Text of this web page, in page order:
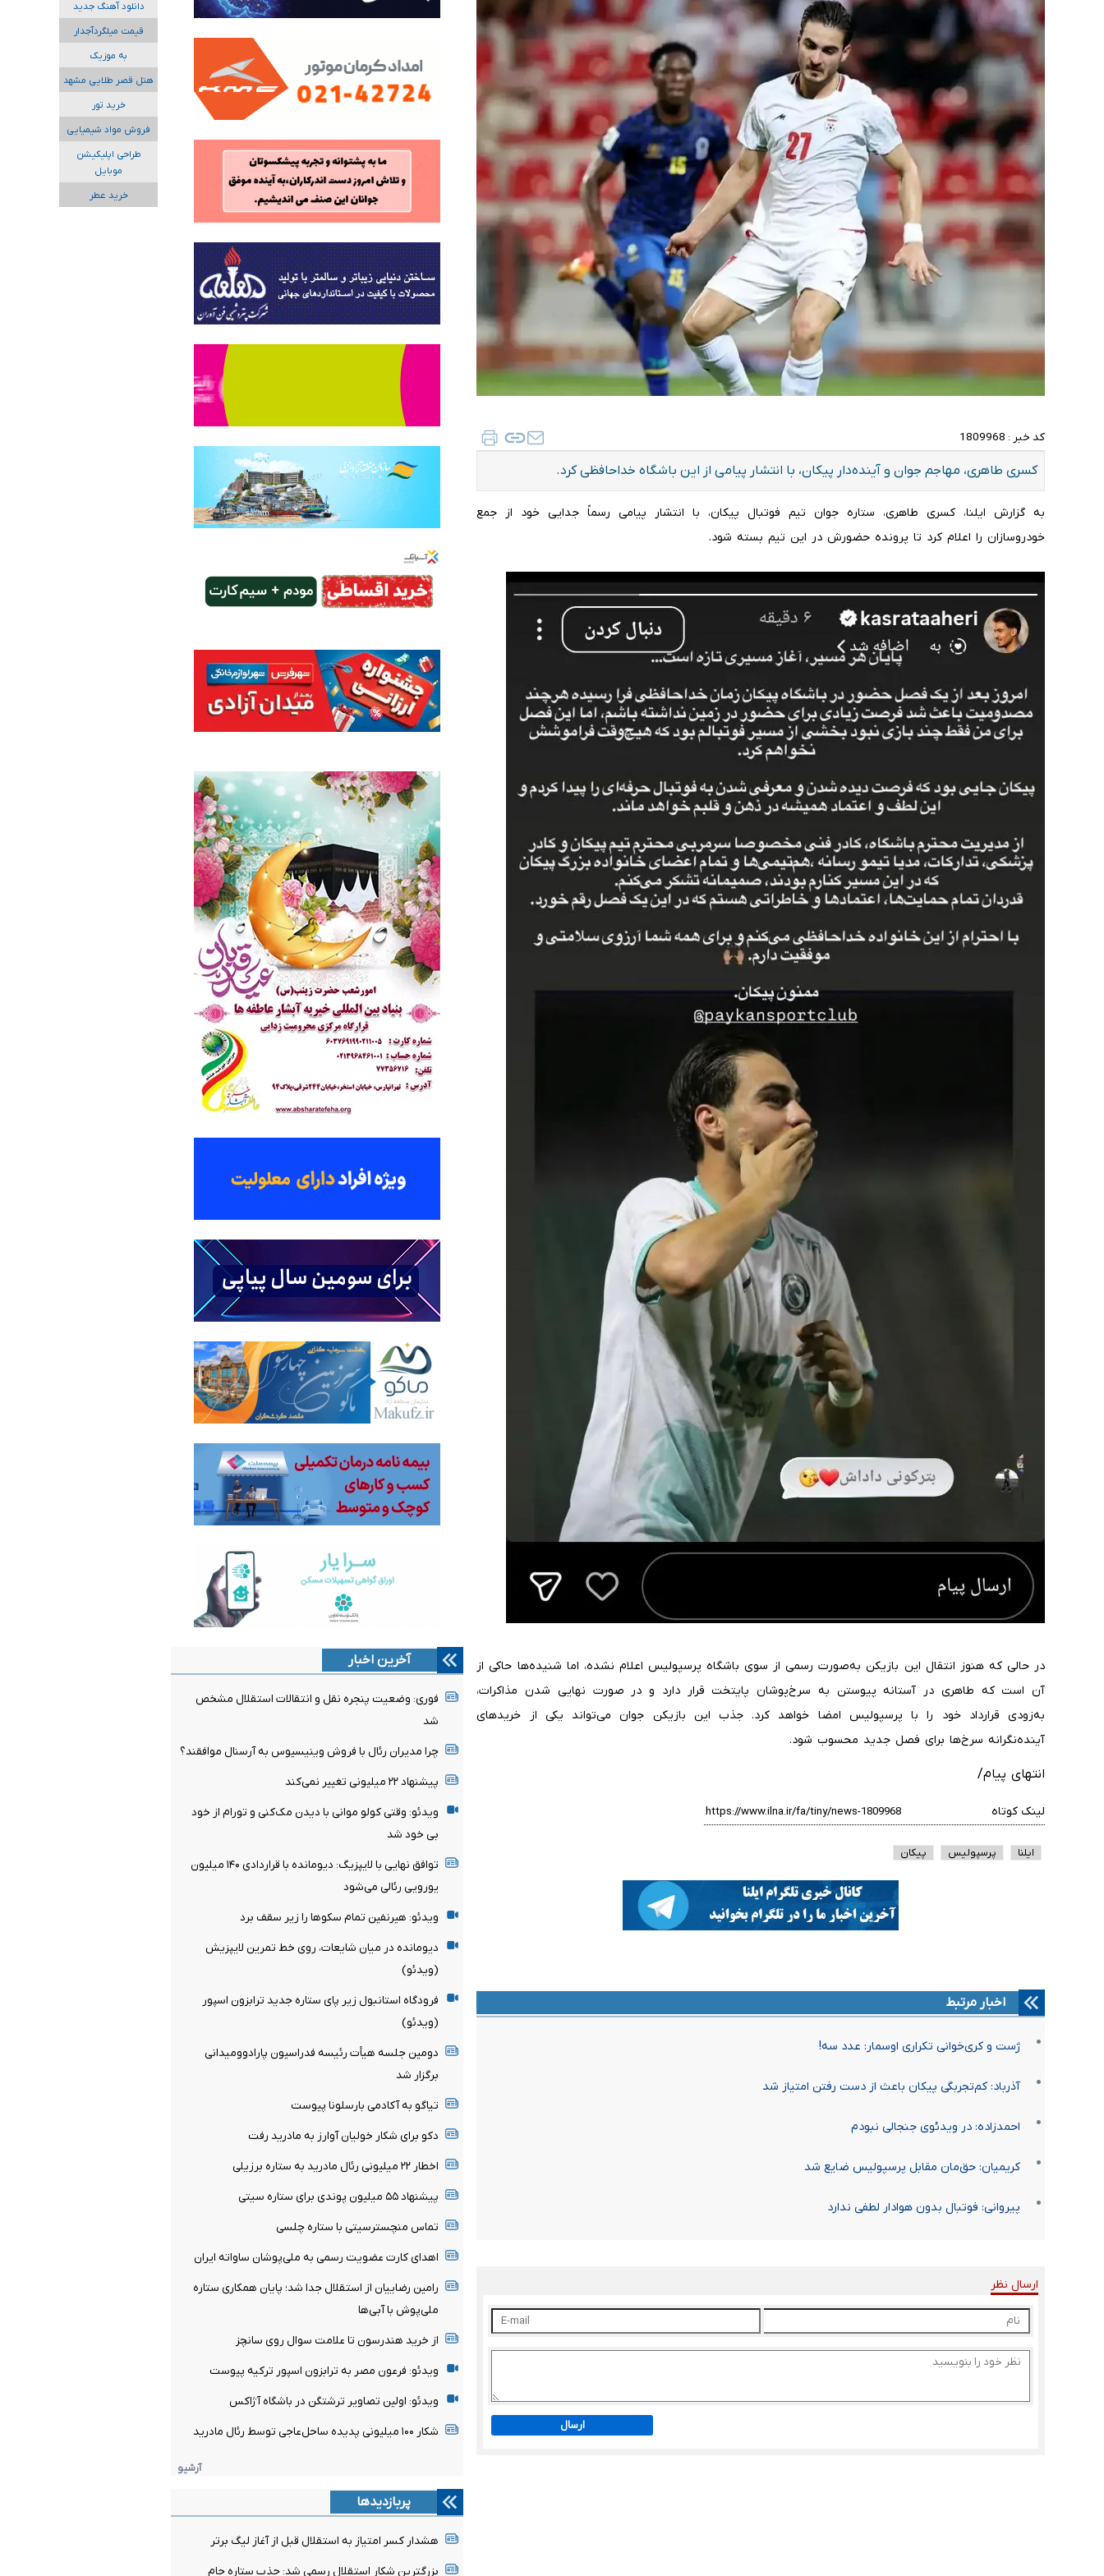
کد خبر : 1809968
کسری طاهری، مهاجم جوان و آینده‌دار پیکان، با انتشار پیامی از این باشگاه خداحافظی کرد.
به گزارش ایلنا، کسری طاهری، ستاره جوان تیم فوتبال پیکان، با انتشار پیامی رسماً جدایی خود از جمع
خودروسازان را اعلام کرد تا پرونده حضورش در این تیم بسته شود.
در حالی که هنوز انتقال این بازیکن به‌صورت رسمی از سوی باشگاه پرسپولیس اعلام نشده، اما شنیده‌ها حاکی از
آن است که طاهری در آستانه پیوستن به سرخ‌پوشان پایتخت قرار دارد و در صورت نهایی شدن مذاکرات،
به‌زودی قرارداد خود را با پرسپولیس امضا خواهد کرد. جذب این بازیکن جوان می‌تواند یکی از خریدهای
آینده‌نگرانه سرخ‌ها برای فصل جدید محسوب شود.
انتهای پیام/
لینک کوتاه
ایلنا پرسپولیس پیکان
اخبار مرتبط
ژست و کری‌خوانی تکراری اوسمار: عدد سه!
آذرباد: کم‌تجربگی پیکان باعث از دست رفتن امتیاز شد
احمدزاده: در ویدئوی جنجالی نبودم
کریمیان: حق‌مان مقابل پرسپولیس ضایع شد
پیروانی: فوتبال بدون هوادار لطفی ندارد
ارسال نظر
ارسال
آخرین اخبار
فوری: وضعیت پنجره نقل و انتقالات استقلال مشخص
شد
چرا مدیران رئال با فروش وینیسیوس به آرسنال موافقند؟
پیشنهاد ۲۲ میلیونی تغییر نمی‌کند
ویدئو: وقتی کولو موانی با دیدن مک‌کنی و تورام از خود
بی خود شد
توافق نهایی با لایپزیگ: دیومانده با قراردادی ۱۴۰ میلیون
یورویی رئالی می‌شود
ویدئو: هیرنفین تمام سکوها را زیر سقف برد
دیومانده در میان شایعات، روی خط تمرین لایپزیش
(ویدئو)
فرودگاه استانبول زیر پای ستاره جدید ترابزون اسپور
(ویدئو)
دومین جلسه هیأت رئیسه فدراسیون پارادوومیدانی
برگزار شد
تیاگو به آکادمی بارسلونا پیوست
دکو برای شکار خولیان آوارز به مادرید رفت
اخطار ۲۲ میلیونی رئال مادرید به ستاره برزیلی
پیشنهاد ۵۵ میلیون پوندی برای ستاره سیتی
تماس منچسترسیتی با ستاره چلسی
اهدای کارت عضویت رسمی به ملی‌پوشان ساواته ایران
رامین رضاییان از استقلال جدا شد؛ پایان همکاری ستاره
ملی‌پوش با آبی‌ها
از خرید هندرسون تا علامت سوال روی سانچز
ویدئو: فرعون مصر به ترابزون اسپور ترکیه پیوست
ویدئو: اولین تصاویر ترشتگن در باشگاه آژاکس
شکار ۱۰۰ میلیونی پدیده ساحل‌عاجی توسط رئال مادرید
آرشیو
پربازدیدها
هشدار کسر امتیاز به استقلال قبل از آغاز لیگ برتر
بزرگترین شکار استقلال رسمی شد: جذب ستاره جام
دانلود آهنگ جدید
قیمت میلگردآجدار
به موزیک
هتل قصر طلایی مشهد
خرید تور
فروش مواد شیمیایی
طراحی اپلیکیشن
موبایل
خرید عطر